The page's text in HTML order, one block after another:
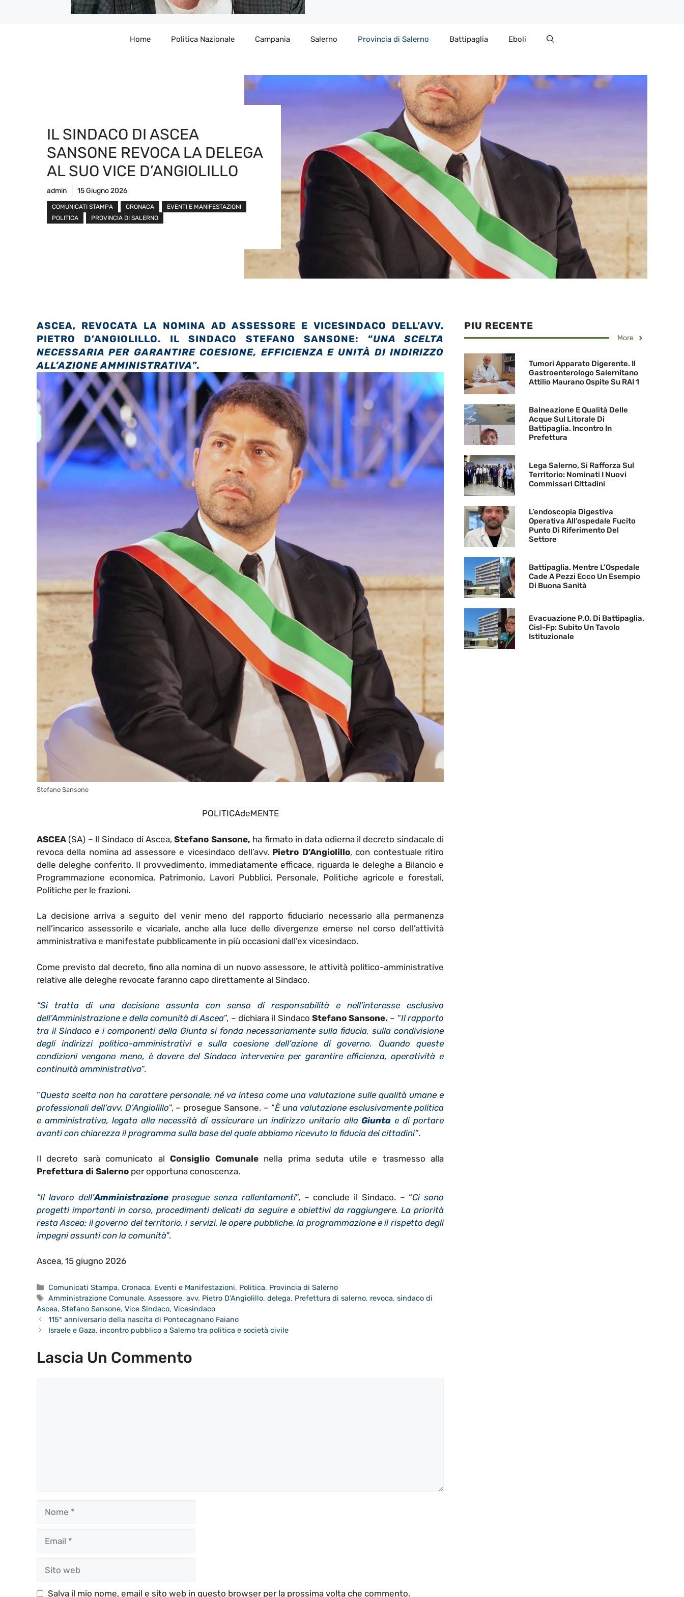
Home Politica Nazionale Campania Salerno Provincia di Salerno Battipaglia Eboli
IL SINDACO DI ASCEA
SANSONE REVOCA LA DELEGA
AL SUO VICE D’ANGIOLILLO
admin 15 Giugno 2026
COMUNICATI STAMPA CRONACA
EVENTI E MANIFESTAZIONI
POLITICA
PROVINCIA DI SALERNO
ASCEA, REVOCATA LA NOMINA AD ASSESSORE E VICESINDACO DELL’AVV.
PIETRO D’ANGIOLILLO. IL SINDACO STEFANO SANSONE: “UNA SCELTA
NECESSARIA PER GARANTIRE COESIONE, EFFICIENZA E UNITÀ DI INDIRIZZO
ALL’AZIONE AMMINISTRATIVA”.
Stefano Sansone
POLITICAdeMENTE
ASCEA (SA) – Il Sindaco di Ascea,Stefano Sansone, ha firmato in data odierna il decreto sindacale di
revoca della nomina ad assessore e vicesindaco dell’avv. Pietro D’Angiolillo, con contestuale ritiro
delle deleghe conferito. Il provvedimento, immediatamente efficace, riguarda le deleghe a Bilancio e
Programmazione economica, Patrimonio, Lavori Pubblici, Personale, Politiche agricole e forestali,
Politiche per le frazioni.
La decisione arriva a seguito del venir meno del rapporto fiduciario necessario alla permanenza
nell’incarico assessorile e vicariale, anche alla luce delle divergenze emerse nel corso dell’attività
amministrativa e manifestate pubblicamente in più occasioni dall’ex vicesindaco.
Come previsto dal decreto, fino alla nomina di un nuovo assessore, le attività politico-amministrative
relative alle deleghe revocate faranno capo direttamente al Sindaco.
“Si tratta di una decisione assunta con senso di responsabilità e nell’interesse esclusivo
dell’Amministrazione e della comunità di Ascea”, – dichiara il Sindaco Stefano Sansone. – “Il rapporto
tra il Sindaco e i componenti della Giunta si fonda necessariamente sulla fiducia, sulla condivisione
degli indirizzi politico-amministrativi e sulla coesione dell’azione di governo. Quando queste
condizioni vengono meno, è dovere del Sindaco intervenire per garantire efficienza, operatività e
continuità amministrativa”.
“Questa scelta non ha carattere personale, né va intesa come una valutazione sulle qualità umane e
professionali dell’avv. D’Angiolillo”, – prosegue Sansone. – “È una valutazione esclusivamente politica
e amministrativa, legata alla necessità di assicurare un indirizzo unitario allaGiunta e di portare
avanti con chiarezza il programma sulla base del quale abbiamo ricevuto la fiducia dei cittadini”.
Il decreto sarà comunicato alConsiglio Comunalenella prima seduta utile e trasmesso alla
Prefettura di Salerno per opportuna conoscenza.
“Il lavoro dell’Amministrazioneprosegue senza rallentamenti”, – conclude il Sindaco. – “Ci sono
progetti importanti in corso, procedimenti delicati da seguire e obiettivi da raggiungere. La priorità
resta Ascea: il governo del territorio, i servizi, le opere pubbliche, la programmazione e il rispetto degli
impegni assunti con la comunità”.
Ascea, 15 giugno 2026
Categorie
Comunicati Stampa,Cronaca, Eventi e Manifestazioni, Politica, Provincia di Salerno
Tag
Amministrazione Comunale,Assessore,avv. Pietro D’Angiolillo,delega, Prefettura di salerno, revoca,sindaco di
Ascea, Stefano Sansone, Vice Sindaco, Vicesindaco
115° anniversario della nascita di Pontecagnano Faiano
Israele e Gaza, incontro pubblico a Salerno tra politica e società civile
Lascia Un Commento
Salva il mio nome, email e sito web in questo browser per la prossima volta che commento.
PIU RECENTE
More
Tumori Apparato Digerente. Il
Gastroenterologo Salernitano
Attilio Maurano Ospite Su RAI 1
Balneazione E Qualità Delle
Acque Sul Litorale Di
Battipaglia. Incontro In
Prefettura
Lega Salerno, Si Rafforza Sul
Territorio: Nominati I Nuovi
Commissari Cittadini
L’endoscopia Digestiva
Operativa All’ospedale Fucito
Punto Di Riferimento Del
Settore
Battipaglia. Mentre L’Ospedale
Cade A Pezzi Ecco Un Esempio
Di Buona Sanità
Evacuazione P.O. Di Battipaglia.
Cisl-Fp: Subito Un Tavolo
Istituzionale